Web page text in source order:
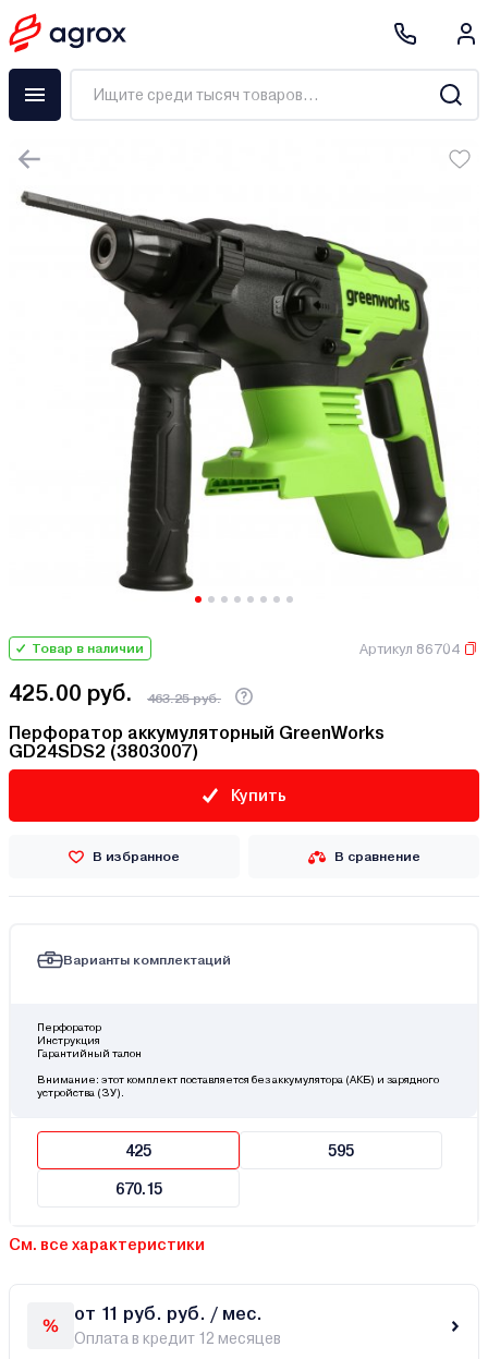
Товар в наличии Артикул 86704
425.00 руб. 463.25 руб.
Перфоратор аккумуляторный GreenWorks
GD24SDS2 (3803007)
Купить
В избранное В сравнение
Варианты комплектаций
Перфоратор
Инструкция
Гарантийный талон
Внимание: этот комплект поставляется без аккумулятора (АКБ) и зарядного
устройства (ЗУ).
425 595
670.15
См. все характеристики
от 11 руб. руб. / мес.
Оплата в кредит 12 месяцев